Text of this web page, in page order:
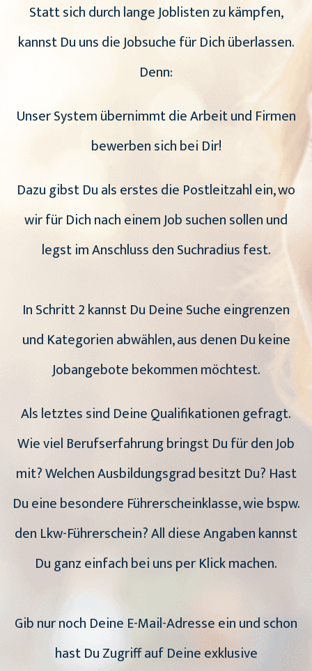
Statt sich durch lange Joblisten zu kämpfen,
kannst Du uns die Jobsuche für Dich überlassen.
Denn:
Unser System übernimmt die Arbeit und Firmen
bewerben sich bei Dir!
Dazu gibst Du als erstes die Postleitzahl ein, wo
wir für Dich nach einem Job suchen sollen und
legst im Anschluss den Suchradius fest.
In Schritt 2 kannst Du Deine Suche eingrenzen
und Kategorien abwählen, aus denen Du keine
Jobangebote bekommen möchtest.
Als letztes sind Deine Qualifikationen gefragt.
Wie viel Berufserfahrung bringst Du für den Job
mit? Welchen Ausbildungsgrad besitzt Du? Hast
Du eine besondere Führerscheinklasse, wie bspw.
den Lkw-Führerschein? All diese Angaben kannst
Du ganz einfach bei uns per Klick machen.
Gib nur noch Deine E-Mail-Adresse ein und schon
hast Du Zugriff auf Deine exklusive